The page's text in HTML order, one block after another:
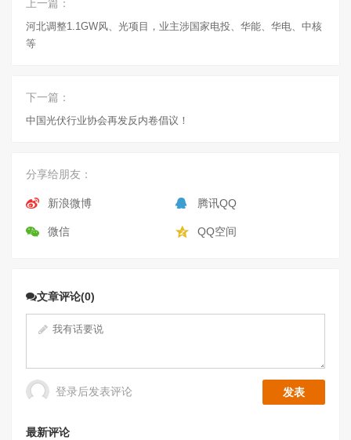
上一篇：
河北调整1.1GW风、光项目，业主涉国家电投、华能、华电、中核
等
下一篇：
中国光伏行业协会再发反内卷倡议！
分享给朋友：
新浪微博 腾讯QQ
微信 QQ空间
文章评论(0)
登录后发表评论
最新评论